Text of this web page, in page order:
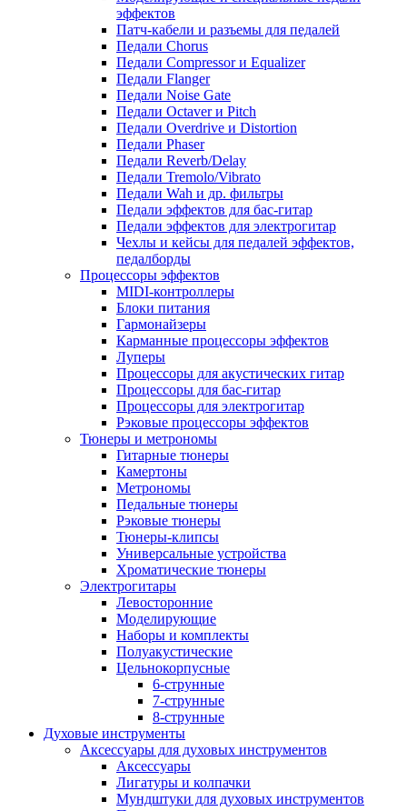
эффектов
Патч-кабели и разъемы для педалей
Педали Chorus
Педали Compressor и Equalizer
Педали Flanger
Педали Noise Gate
Педали Octaver и Pitch
Педали Overdrive и Distortion
Педали Phaser
Педали Reverb/Delay
Педали Tremolo/Vibrato
Педали Wah и др. фильтры
Педали эффектов для бас-гитар
Педали эффектов для электрогитар
Чехлы и кейсы для педалей эффектов,
педалборды
Процессоры эффектов
MIDI-контроллеры
Блоки питания
Гармонайзеры
Карманные процессоры эффектов
Луперы
Процессоры для акустических гитар
Процессоры для бас-гитар
Процессоры для электрогитар
Рэковые процессоры эффектов
Тюнеры и метрономы
Гитарные тюнеры
Камертоны
Метрономы
Педальные тюнеры
Рэковые тюнеры
Тюнеры-клипсы
Универсальные устройства
Хроматические тюнеры
Электрогитары
Левосторонние
Моделирующие
Наборы и комплекты
Полуакустические
Цельнокорпусные
6-струнные
7-струнные
8-струнные
Духовые инструменты
Аксессуары для духовых инструментов
Аксессуары
Лигатуры и колпачки
Мундштуки для духовых инструментов